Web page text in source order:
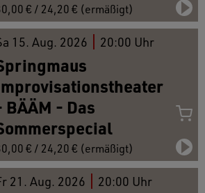
€ / 24,20 € (ermäßigt)
15. Aug. 2026 20:00 Uhr
BÄÄM - Das
€ / 24,20 € (ermäßigt)
21. Aug. 2026 20:00 Uhr